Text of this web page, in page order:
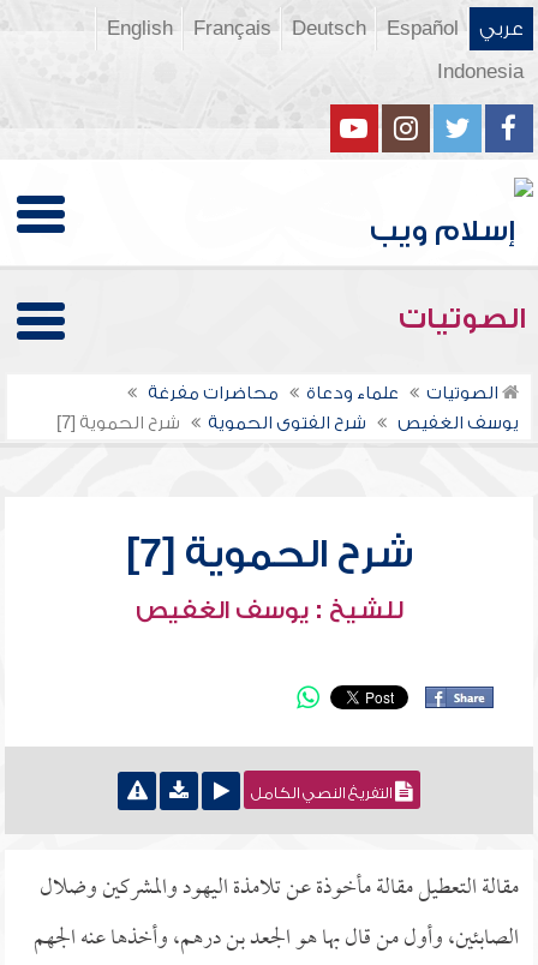
عربي Español
Deutsch
Français
English
Indonesia
الصوتيات
الصوتيات علماء ودعاة
محاضرات مفرغة
يوسف الغفيص
شرح الفتوى الحموية شرح الحموية [7]
شرح الحموية [7]
للشيخ : يوسف الغفيص
التفريغ النصي الكامل
مقالة التعطيل مقالة مأخوذة عن تلامذة اليهود والمشركين وضلال
الصابئين، وأول من قال بها هو الجعد بن درهم، وأخذها عنه الجهم